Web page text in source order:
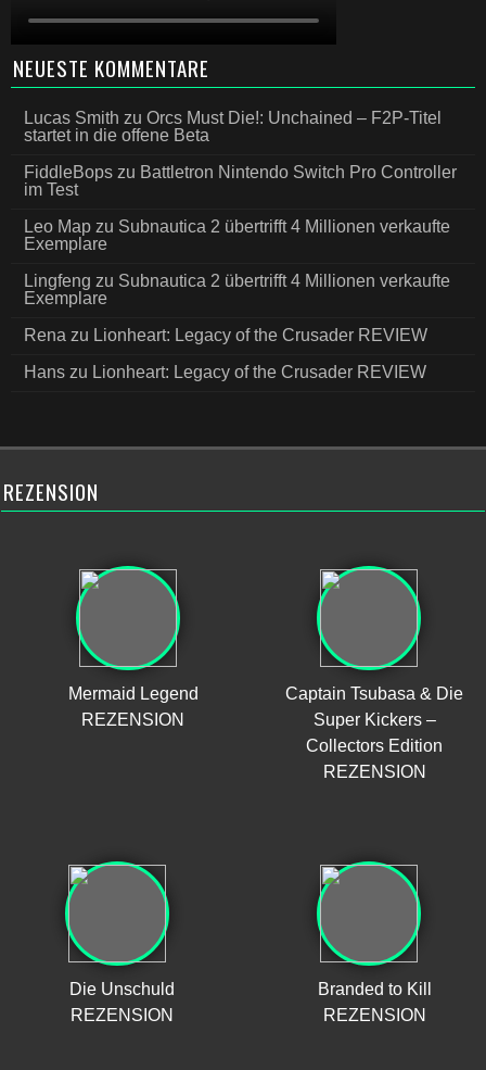
NEUESTE KOMMENTARE
Lucas Smith zu Orcs Must Die!: Unchained – F2P-Titel
startet in die offene Beta
FiddleBops zu Battletron Nintendo Switch Pro Controller
im Test
Leo Map zu Subnautica 2 übertrifft 4 Millionen verkaufte
Exemplare
Lingfeng zu Subnautica 2 übertrifft 4 Millionen verkaufte
Exemplare
Rena zu Lionheart: Legacy of the Crusader REVIEW
Hans zu Lionheart: Legacy of the Crusader REVIEW
REZENSION
Mermaid Legend
REZENSION
Captain Tsubasa & Die
Super Kickers –
Collectors Edition
REZENSION
Die Unschuld
REZENSION
Branded to Kill
REZENSION